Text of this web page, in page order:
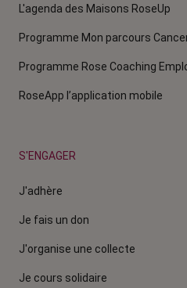
L'agenda des Maisons RoseUp
Programme Mon parcours
Programme Rose Coaching
RoseApp l’application mobile
S'ENGAGER
J'adhère
Je fais un don
J'organise une collecte
Je cours solidaire